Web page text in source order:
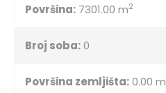
Površina: 7301.00 m2
Broj soba:0
Površina zemljišta:0.00 m